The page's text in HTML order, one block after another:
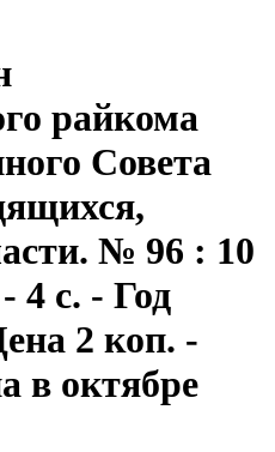
райкома
Совета
№ 96 : 10
4 с. - Год
2 коп. -
в октябре